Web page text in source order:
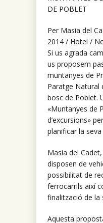
DE POBLET
Per Masia del
2014 / Hotel /
Si us agrada
us proposem
muntanyes de
Paratge Natural
bosc de Poblet.
«Muntanyes de
d’excursions»
planificar la
Masia del
disposen de
possibilitat de
ferrocarrils així
finalització de la
Aquesta